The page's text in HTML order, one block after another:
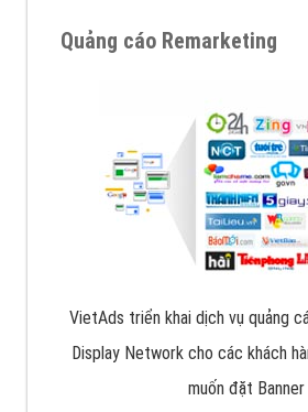
Quảng cáo Remarketing
VietAds triển khai dịch vụ quảng
Display Network cho các khách
muốn đặt Banner